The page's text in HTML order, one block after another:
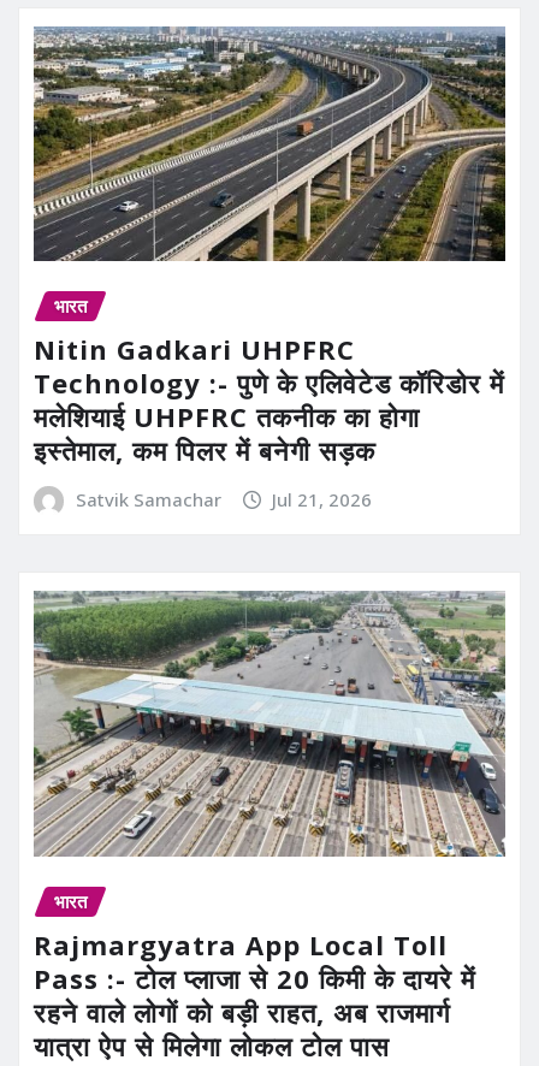
भारत
Nitin Gadkari UHPFRC
Technology :- पुणे के एलिवेटेड कॉरिडोर में
मलेशियाई UHPFRC तकनीक का होगा
इस्तेमाल, कम पिलर में बनेगी सड़क
Satvik Samachar Jul 21, 2026
भारत
Rajmargyatra App Local Toll
Pass :- टोल प्लाजा से 20 किमी के दायरे में
रहने वाले लोगों को बड़ी राहत, अब राजमार्ग
यात्रा ऐप से मिलेगा लोकल टोल पास